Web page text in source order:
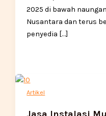
2025 di bawah
Nusantara dan terus
penyedia […]
Artikel